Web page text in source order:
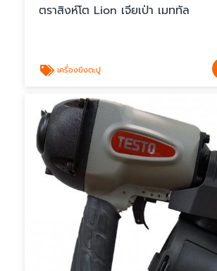
ตราสิงห์โต Lion เจียเป่า เมททัล
เครื่องยิงตะปู